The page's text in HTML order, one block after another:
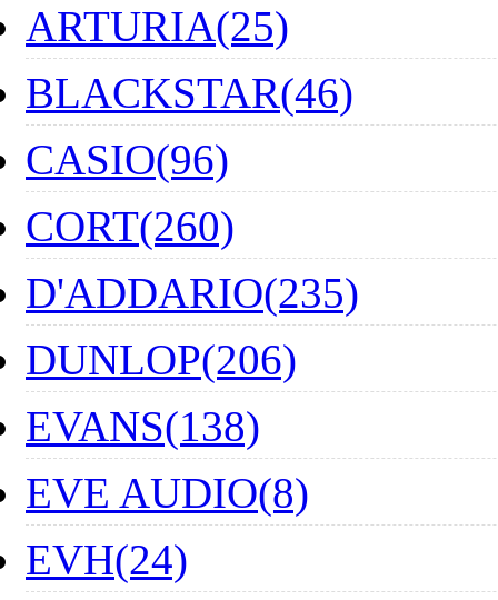
ARTURIA(25)
BLACKSTAR(46)
CASIO(96)
CORT(260)
D'ADDARIO(235)
DUNLOP(206)
EVANS(138)
EVE AUDIO(8)
EVH(24)